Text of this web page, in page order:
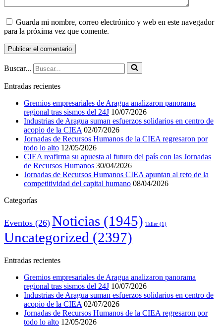
Guarda mi nombre, correo electrónico y web en este navegador
para la próxima vez que comente.
Buscar...
Entradas recientes
Gremios empresariales de Aragua analizaron panorama
regional tras sismos del 24J 10/07/2026
Industrias de Aragua suman esfuerzos solidarios en centro de
acopio de la CIEA 02/07/2026
Jornadas de Recursos Humanos de la CIEA regresaron por
todo lo alto 12/05/2026
CIEA reafirma su apuesta al futuro del país con las Jornadas
de Recursos Humanos 30/04/2026
Jornadas de Recursos Humanos CIEA apuntan al reto de la
competitividad del capital humano 08/04/2026
Categorías
Eventos (26) Noticias (1945) Taller (1)
Uncategorized (2397)
Entradas recientes
Gremios empresariales de Aragua analizaron panorama
regional tras sismos del 24J 10/07/2026
Industrias de Aragua suman esfuerzos solidarios en centro de
acopio de la CIEA 02/07/2026
Jornadas de Recursos Humanos de la CIEA regresaron por
todo lo alto 12/05/2026